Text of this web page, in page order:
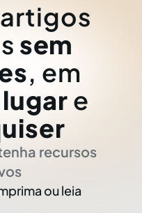
sem
, em
e
recursos
ou leia